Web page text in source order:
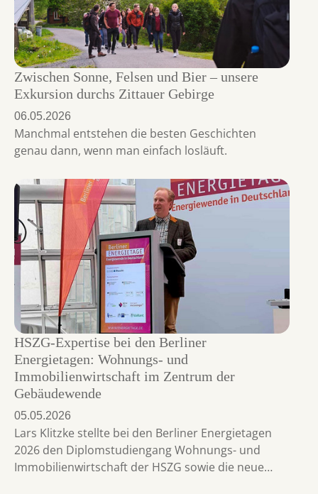
Zwischen Sonne, Felsen und Bier – unsere
Exkursion durchs Zittauer Gebirge
06.05.2026
Manchmal entstehen die besten Geschichten
genau dann, wenn man einfach losläuft.
HSZG-Expertise bei den Berliner
Energietagen: Wohnungs- und
Immobilienwirtschaft im Zentrum der
Gebäudewende
05.05.2026
Lars Klitzke stellte bei den Berliner Energietagen
2026 den Diplomstudiengang Wohnungs- und
Immobilienwirtschaft der HSZG sowie die neue…